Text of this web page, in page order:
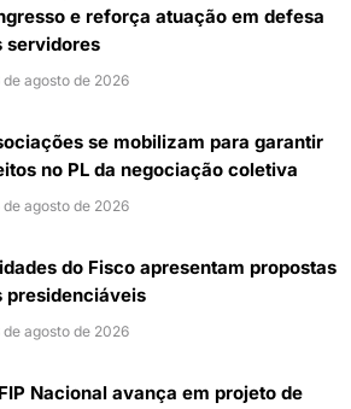
e reforça atuação em defesa
servidores
de agosto de 2026
se mobilizam para garantir
no PL da negociação coletiva
de agosto de 2026
do Fisco apresentam propostas
presidenciáveis
de agosto de 2026
Nacional avança em projeto de